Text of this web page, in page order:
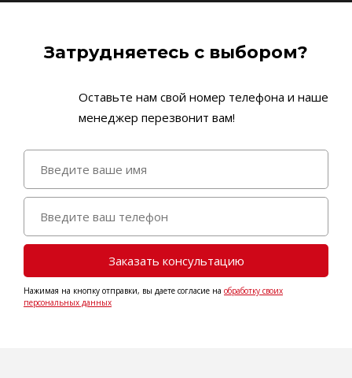
Затрудняетесь с выбором?
Оставьте нам свой номер телефона и наше
менеджер перезвонит вам!
Нажимая на кнопку отправки, вы даете согласие на обработку своих
персональных данных